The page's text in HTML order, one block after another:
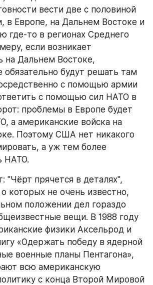
вести две с половиной
в Европе, на Дальнем Востоке и
где-то в регионах Среднего
если возникает
на Дальнем Востоке,
будут решать там
с помощью армии
с помощью сил НАТО в
проблемы в Европе будет
а американские войска на
Поэтому США нет никакого
а уж тем более
НАТО.
"Чёрт прячется в деталях",
которых не очень известно,
положении дел гораздо
вещи. В 1988 году
физики Аксельрод и
«Одержать победу в ядерной
военные планы Пентагона»,
всю американскую
с конца Второй Мировой